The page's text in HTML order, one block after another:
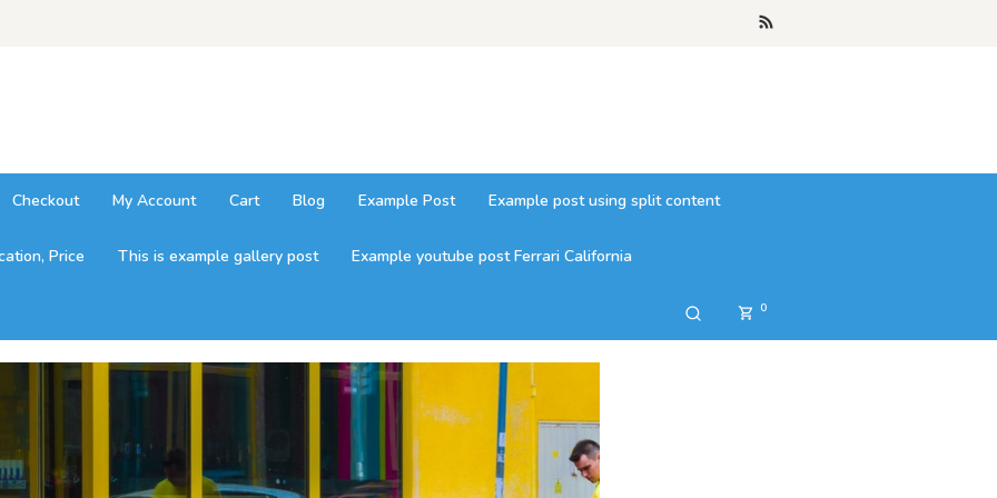
Checkout My Account Cart Blog Example Post Example post using split content
Price This is example gallery post Example youtube post Ferrari California
0